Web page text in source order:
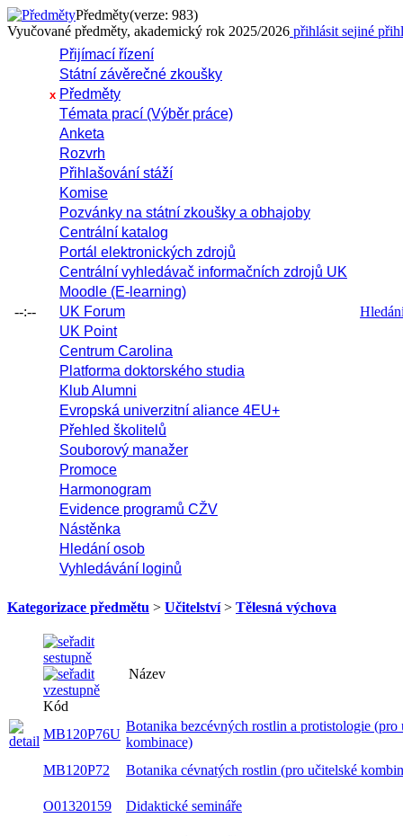
Předměty(verze: 983)
Vyučované předměty, akademický rok 2025/2026 přihlásit sejiné
--:--
Přijímací řízení
Státní závěrečné zkoušky
x Předměty
Témata prací (Výběr práce)
Anketa
Rozvrh
Přihlašování stáží
Komise
Pozvánky na státní zkoušky a obhajoby
Centrální katalog
Portál elektronických zdrojů
Centrální vyhledávač informačních zdrojů UK
Moodle (E-learning)
UK Forum
UK Point
Centrum Carolina
Platforma doktorského studia
Klub Alumni
Evropská univerzitní aliance 4EU+
Přehled školitelů
Souborový manažer
Promoce
Harmonogram
Evidence programů CŽV
Nástěnka
Hledání osob
Vyhledávání loginů
Kategorizace předmětu > Učitelství> Tělesná výchova
Kód
Název
MB120P76U
Botanika bezcévných rostlin a protistologie (pro
kombinace)
MB120P72
Botanika cévnatých rostlin (pro učitelské
O01320159 Didaktické semináře